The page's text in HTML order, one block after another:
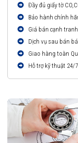
Đầy đủ giấy tờ
Bảo hành chính
Giá bán cạnh
Dịch vụ sau bán
Giao hàng toàn
Hỗ trợ kỹ thuật 24/7